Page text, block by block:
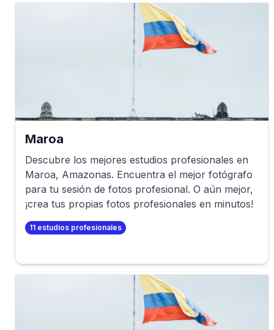
Maroa
Descubre los mejores estudios profesionales en
Maroa, Amazonas. Encuentra el mejor fotógrafo
para tu sesión de fotos profesional. O aún mejor,
¡crea tus propias fotos profesionales en minutos!
11 estudios profesionales